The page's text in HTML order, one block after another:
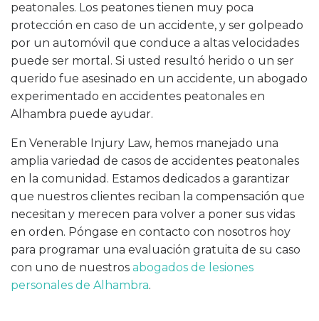
peatonales. Los peatones tienen muy poca
protección en caso de un accidente, y ser golpeado
por un automóvil que conduce a altas velocidades
puede ser mortal. Si usted resultó herido o un ser
querido fue asesinado en un accidente, un abogado
experimentado en accidentes peatonales en
Alhambra puede ayudar.
En Venerable Injury Law, hemos manejado una
amplia variedad de casos de accidentes peatonales
en la comunidad. Estamos dedicados a garantizar
que nuestros clientes reciban la compensación que
necesitan y merecen para volver a poner sus vidas
en orden. Póngase en contacto con nosotros hoy
para programar una evaluación gratuita de su caso
con uno de nuestros abogados de lesiones
personales de Alhambra.